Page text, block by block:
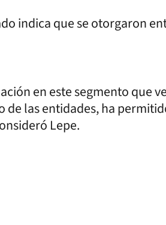
indica que se otorgaron
en este segmento que
las entidades, ha
Lepe.